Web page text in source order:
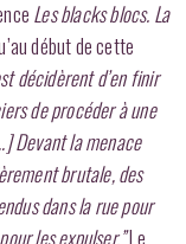
Les blacks blocs. La
début de cette
décidèrent d’en finir
de procéder à une
Devant la menace
brutale, des
dans la rue pour
les expulser.”Le